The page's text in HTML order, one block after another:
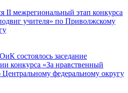
II межрегиональный этап конкурса
учителя» по Приволжскому
состоялось заседание
конкурса «За нравственный
Центральному федеральному округу